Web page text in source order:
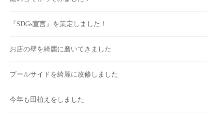
『SDGs宣言』を策定しました！
お店の壁を綺麗に磨いてきました
プールサイドを綺麗に改修しました
今年も田植えをしました